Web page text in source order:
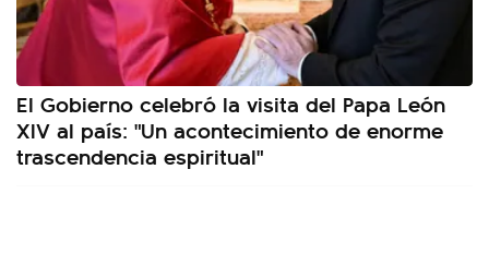
El Gobierno celebró la visita del Papa León
XIV al país: "Un acontecimiento de enorme
trascendencia espiritual"